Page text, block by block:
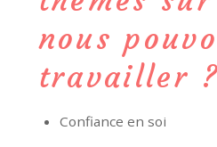
nous
travailler ?
Confiance en soi